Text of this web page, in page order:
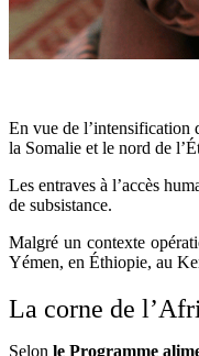
En vue de l’intensification
la Somalie et le nord de
Les entraves à l’accès
de subsistance.
Malgré un contexte
Yémen, en Éthiopie, au
La corne de
Selon le Programme